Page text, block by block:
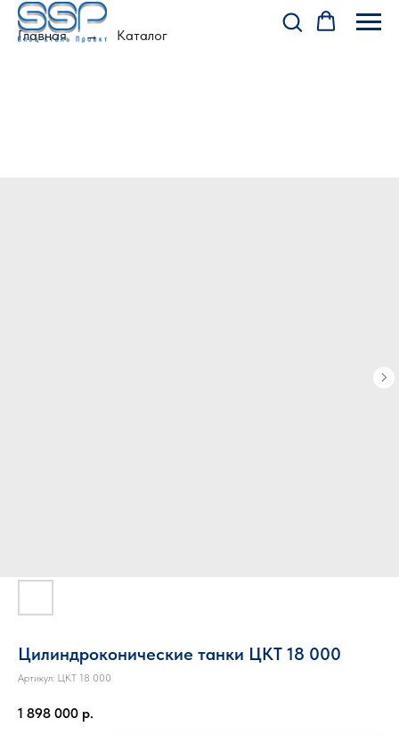
Главная Каталог
Цилиндроконические танки ЦКТ 18 000
Артикул: ЦКТ 18 000
1 898 000 р.